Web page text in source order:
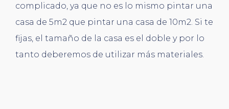
complicado, ya que no es lo mismo pintar una
casa de 5m2 que pintar una casa de 10m2. Si te
fijas, el tamaño de la casa es el doble y por lo
tanto deberemos de utilizar más materiales.